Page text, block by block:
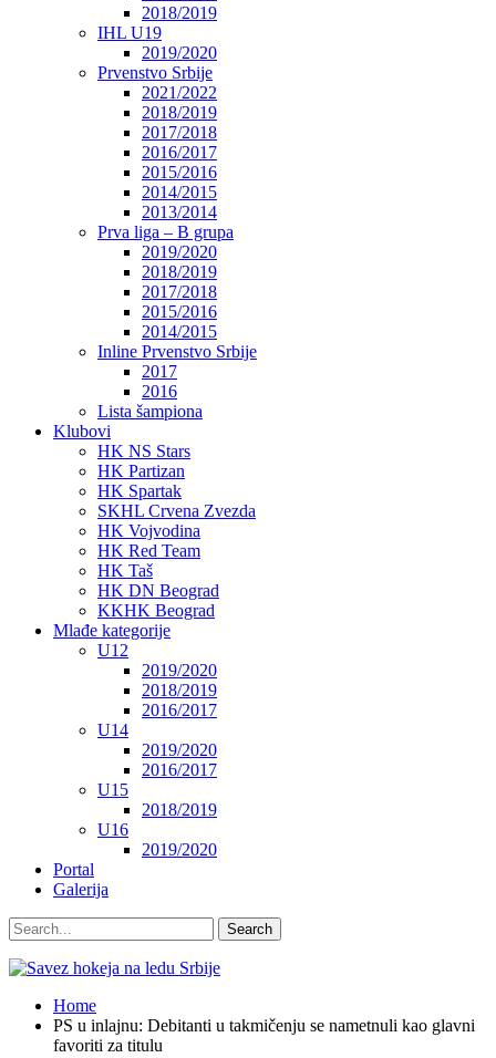
2018/2019
IHL U19
2019/2020
Prvenstvo Srbije
2021/2022
2018/2019
2017/2018
2016/2017
2015/2016
2014/2015
2013/2014
Prva liga – B grupa
2019/2020
2018/2019
2017/2018
2015/2016
2014/2015
Inline Prvenstvo Srbije
2017
2016
Lista šampiona
Klubovi
HK NS Stars
HK Partizan
HK Spartak
SKHL Crvena Zvezda
HK Vojvodina
HK Red Team
HK Taš
HK DN Beograd
KKHK Beograd
Mlađe kategorije
U12
2019/2020
2018/2019
2016/2017
U14
2019/2020
2016/2017
U15
2018/2019
U16
2019/2020
Portal
Galerija
Home
PS u inlajnu: Debitanti u takmičenju se nametnuli kao glavni
favoriti za titulu